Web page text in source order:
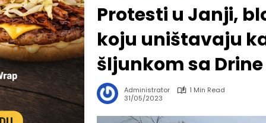
Protesti u Janji,
koju uništavaju
šljunkom sa Drine
Administrator
1 Min Read
31/05/2023